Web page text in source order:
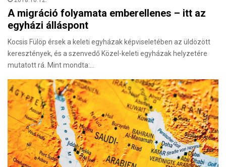
A migráció folyamata emberellenes – itt az
egyházi álláspont
Kocsis Fülöp érsek a keleti egyházak képviseletében az üldözött
keresztények, és a szenvedő Közel-keleti egyházak helyzetére
mutatott rá. Mint mondta:…